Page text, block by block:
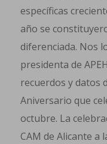
específicas
año se
diferenciada. Nos
presidenta de
recuerdos y datos
Aniversario que
octubre. La
CAM de Alicante a